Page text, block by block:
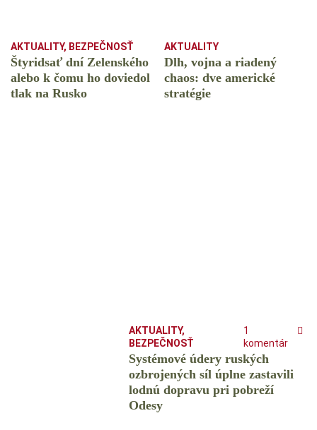
AKTUALITY, BEZPEČNOSŤ
Štyridsať dní Zelenského
alebo k čomu ho doviedol
tlak na Rusko
AKTUALITY
Dlh, vojna a riadený
chaos: dve americké
stratégie
AKTUALITY,
BEZPEČNOSŤ
1
komentár
Systémové údery ruských
ozbrojených síl úplne zastavili
lodnú dopravu pri pobreží
Odesy